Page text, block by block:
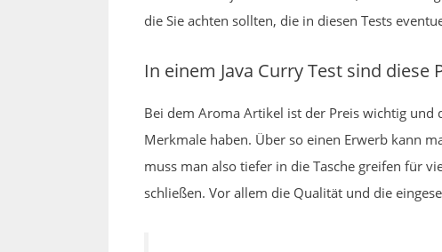
die Sie achten sollten, die in diesen Tests
In einem Java Curry Test sind
Bei dem Aroma Artikel ist der Preis wichtig
Merkmale haben. Über so einen Erwerb kann
muss man also tiefer in die Tasche greifen für
schließen. Vor allem die Qualität und die